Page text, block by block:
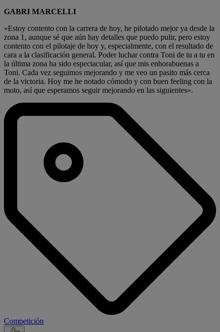
GABRI MARCELLI
«Estoy contento con la carrera de hoy, he pilotado mejor ya desde la
zona 1, aunque sé que aún hay detalles que puedo pulir, pero estoy
contento con el pilotaje de hoy y, especialmente, con el resultado de
cara a la clasificación general. Poder luchar contra Toni de tu a tu en
la última zona ha sido espectacular, así que mis enhorabuenas a
Toni. Cada vez seguimos mejorando y me veo un pasito más cerca
de la victoria. Hoy me he notado cómodo y con buen feeling con la
moto, así que esperamos seguir mejorando en las siguientes».
Competición